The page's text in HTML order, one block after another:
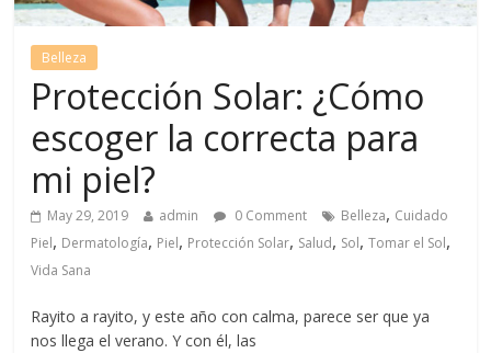
Belleza
Protección Solar: ¿Cómo
escoger la correcta para
mi piel?
May 29, 2019 admin 0 Comment Belleza, Cuidado
Piel, Dermatología, Piel, Protección Solar, Salud, Sol,Tomar el Sol,
Vida Sana
Rayito a rayito, y este año con calma, parece ser que ya
nos llega el verano. Y con él, las